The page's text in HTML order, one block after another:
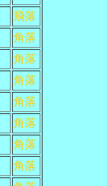
飛落
角落
角落
角落
角落
角落
角落
角落